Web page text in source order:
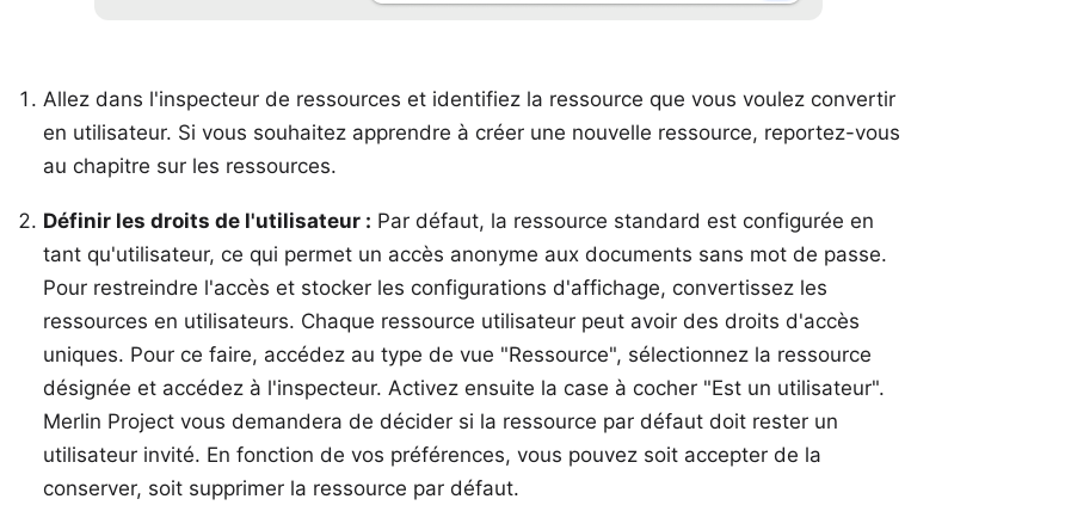
Allez dans l'inspecteur de ressources et identifiez la ressource que vous voulez convertir
en utilisateur. Si vous souhaitez apprendre à créer une nouvelle ressource, reportez-vous
au chapitre sur les ressources.
Définir les droits de l'utilisateur : Par défaut, la ressource standard est configurée en
tant qu'utilisateur, ce qui permet un accès anonyme aux documents sans mot de passe.
Pour restreindre l'accès et stocker les configurations d'affichage, convertissez les
ressources en utilisateurs. Chaque ressource utilisateur peut avoir des droits d'accès
uniques. Pour ce faire, accédez au type de vue "Ressource", sélectionnez la ressource
désignée et accédez à l'inspecteur. Activez ensuite la case à cocher "Est un utilisateur".
Merlin Project vous demandera de décider si la ressource par défaut doit rester un
utilisateur invité. En fonction de vos préférences, vous pouvez soit accepter de la
conserver, soit supprimer la ressource par défaut.